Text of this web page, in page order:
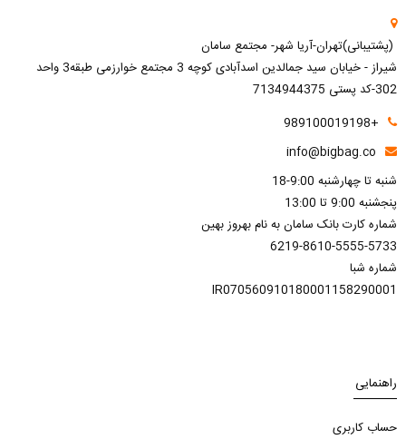
(پشتیبانی)تهران-آریا شهر- مجتمع سامان
شیراز - خیابان سید جمالدین اسدآبادی کوچه 3 مجتمع خوارزمی طبقه3 واحد
302-کد پستی 7134944375
+989100019198
info@bigbag.co
شنبه تا چهارشنبه 9:00-18
پنجشنبه 9:00 تا 13:00
شماره کارت بانک سامان به نام بهروز بهین
6219-8610-5555-5733
شماره شبا
IR070560910180001158290001
راهنمایی
حساب کاربری